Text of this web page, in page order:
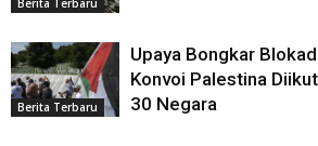
Berita Terbaru
Upaya Bongkar
Konvoi Palestina
30 Negara